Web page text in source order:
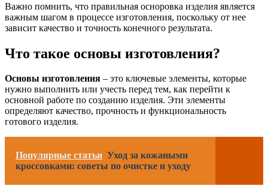
Важно помнить, что правильная осноровка изделия является
важным шагом в процессе изготовления, поскольку от нее
зависит качество и точность конечного результата.
Что такое основы изготовления?
Основы изготовления – это ключевые элементы, которые
нужно выполнить или учесть перед тем, как перейти к
основной работе по созданию изделия. Эти элементы
определяют качество, прочность и функциональность
готового изделия.
Популярные статьи Уход за кожаными
кроссовками: советы по очистке и уходу